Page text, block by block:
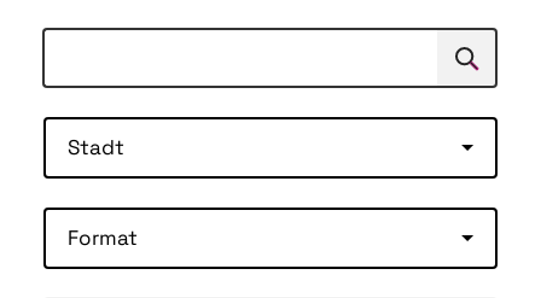
Suchen
Stadt
Format